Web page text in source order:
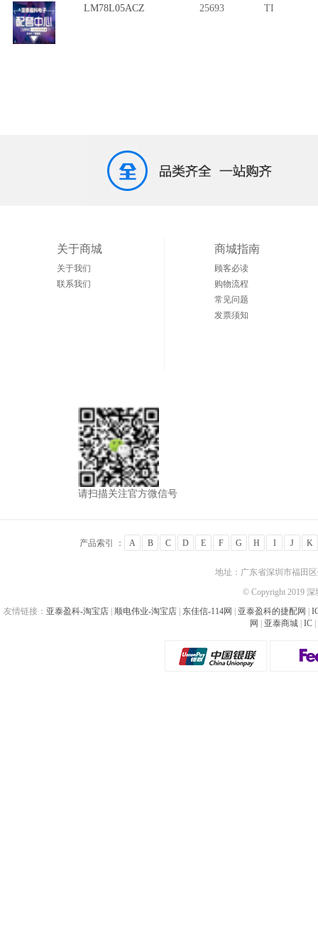
LM78L05ACZ 25693 TI
关于商城
关于我们
联系我们
商城指南
顾客必读
购物流程
常见问题
发票须知
请扫描关注官方微信号
产品索引 ： A B C D E F G H I J K
地址：广东省深圳市福田
© Copyright 2019
友情链接： 亚泰盈科-淘宝店 | 顺电伟业-淘宝店 | 东佳信-114网 | 亚泰盈科的捷配网 |
网 | 亚泰商城 | IC